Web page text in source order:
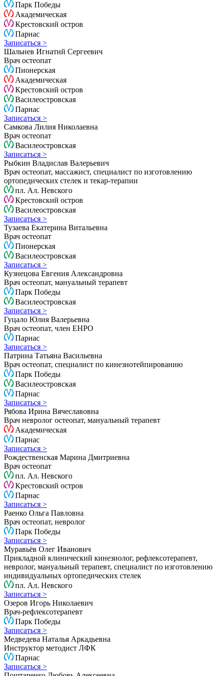
Парк Победы
Академическая
Крестовский остров
Парнас
Записаться >
Шальнев Игнатий Сергеевич
Врач остеопат
Пионерская
Академическая
Крестовский остров
Василеостровская
Парнас
Записаться >
Самкова Лилия Николаевна
Врач остеопат
Василеостровская
Записаться >
Рыбкин Владислав Валерьевич
Врач остеопат, массажист, специалист по изготовлению
ортопедических стелек и текар-терапии
пл. Ал. Невского
Крестовский остров
Василеостровская
Записаться >
Тузаева Екатерина Витальевна
Врач остеопат
Пионерская
Василеостровская
Записаться >
Кузнецова Евгения Александровна
Врач остеопат, мануальный терапевт
Парк Победы
Василеостровская
Записаться >
Гуцало Юлия Валерьевна
Врач остеопат, член ЕНРО
Парнас
Записаться >
Патрина Татьяна Васильевна
Врач остеопат, специалист по кинезиотейпированию
Парк Победы
Василеостровская
Парнас
Записаться >
Рябова Ирина Вячеславовна
Врач невролог остеопат, мануальный терапевт
Академическая
Парнас
Записаться >
Рождественская Марина Дмитриевна
Врач остеопат
пл. Ал. Невского
Крестовский остров
Парнас
Записаться >
Раенко Ольга Павловна
Врач остеопат, невролог
Парк Победы
Записаться >
Муравьёв Олег Иванович
Прикладной клинический кинезиолог, рефлексотерапевт,
невролог, мануальный терапевт, специалист по изготовлению
индивидуальных ортопедических стелек
пл. Ал. Невского
Записаться >
Озеров Игорь Николаевич
Врач-рефлексотерапевт
Парк Победы
Записаться >
Медведева Наталья Аркадьевна
Инструктор методист ЛФК
Парнас
Записаться >